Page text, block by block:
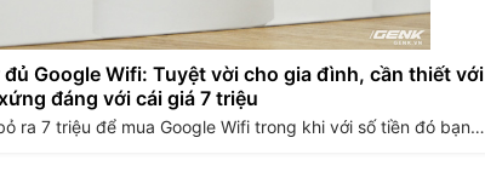
Google Wifi: Tuyệt vời cho gia đình, cần thiết với
đáng với cái giá 7 triệu
Tại sao lại nên bỏ ra 7 triệu để mua Google Wifi trong khi với số tiền đó bạn có thể mua được một...